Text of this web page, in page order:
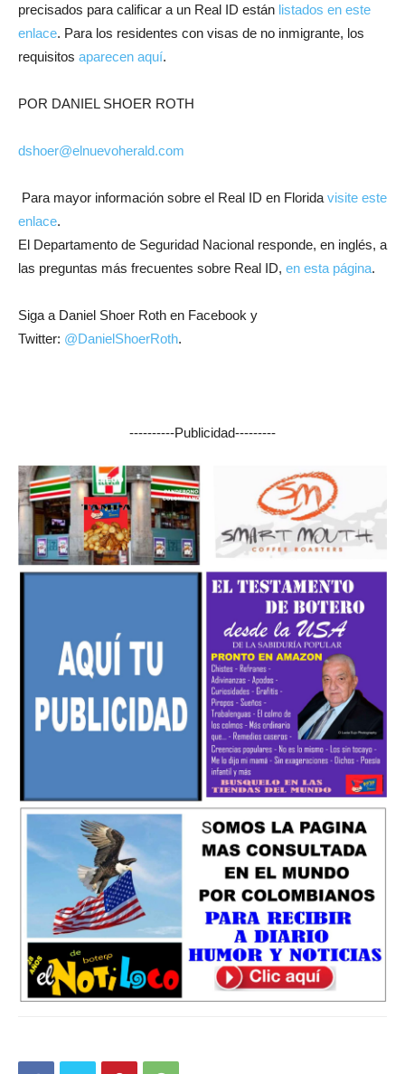
precisados para calificar a un Real ID están listados en este
enlace. Para los residentes con visas de no inmigrante, los
requisitos aparecen aquí.
POR DANIEL SHOER ROTH
dshoer@elnuevoherald.com
Para mayor información sobre el Real ID en Floridavisite este
enlace.
El Departamento de Seguridad Nacional responde, en inglés, a
las preguntas más frecuentes sobre Real ID, en esta página.
Siga a Daniel Shoer Roth en Facebook y
Twitter: @DanielShoerRoth.
----------Publicidad---------